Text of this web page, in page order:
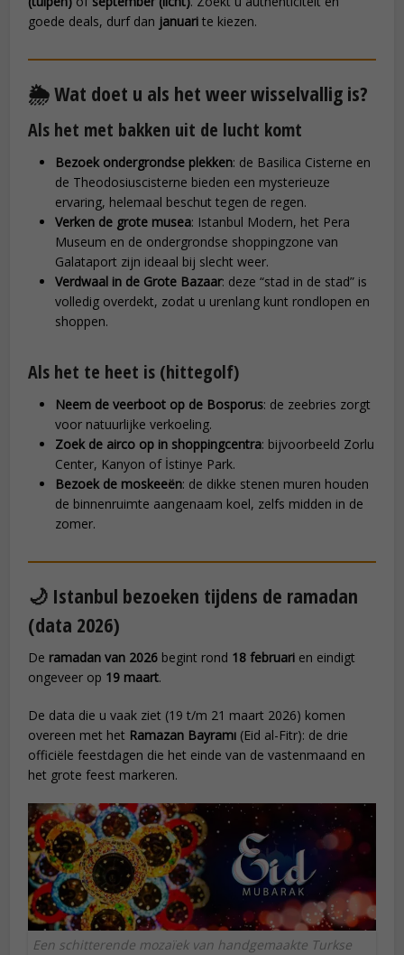
goede deals, durf dan januari te kiezen.
🌦️ Wat doet u als het weer wisselvallig is?
Als het met bakken uit de lucht komt
Bezoek ondergrondse plekken: de Basilica Cisterne en
de Theodosiuscisterne bieden een mysterieuze
ervaring, helemaal beschut tegen de regen.
Verken de grote musea: Istanbul Modern, het Pera
Museum en de ondergrondse shoppingzone van
Galataport zijn ideaal bij slecht weer.
Verdwaal in de Grote Bazaar: deze “stad in de stad” is
volledig overdekt, zodat u urenlang kunt rondlopen en
shoppen.
Als het te heet is (hittegolf)
Neem de veerboot op de Bosporus: de zeebries zorgt
voor natuurlijke verkoeling.
Zoek de airco op in shoppingcentra: bijvoorbeeld Zorlu
Center, Kanyon of İstinye Park.
Bezoek de moskeeën: de dikke stenen muren houden
de binnenruimte aangenaam koel, zelfs midden in de
zomer.
🌙 Istanbul bezoeken tijdens de ramadan
(data 2026)
De ramadan van 2026 begint rond 18 februari en eindigt
ongeveer op 19 maart.
De data die u vaak ziet (19 t/m 21 maart 2026) komen
overeen met het Ramazan Bayramı (Eid al-Fitr): de drie
officiële feestdagen die het einde van de vastenmaand en
het grote feest markeren.
Een schitterende mozaïek van handgemaakte Turkse